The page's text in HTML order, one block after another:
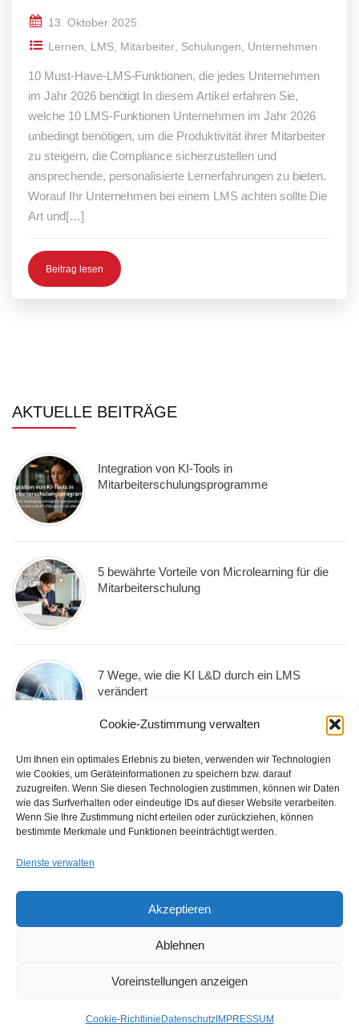
Cookie-Zustimmung verwalten
Um Ihnen ein optimales Erlebnis zu bieten, verwenden wir Technologien
wie Cookies, um Geräteinformationen zu speichern bzw. darauf
zuzugreifen. Wenn Sie diesen Technologien zustimmen, können wir Daten
wie das Surfverhalten oder eindeutige IDs auf dieser Website verarbeiten.
Wenn Sie Ihre Zustimmung nicht erteilen oder zurückziehen, können
bestimmte Merkmale und Funktionen beeinträchtigt werden.
Dienste verwalten
Akzeptieren
Ablehnen
Voreinstellungen anzeigen
Cookie-Richtlinie DatenschutzIMPRESSUM
13. Oktober 2025
Lernen, LMS, Mitarbeiter, Schulungen, Unternehmen
10 Must-Have-LMS-Funktionen, die jedes Unternehmen
im Jahr 2026 benötigt In diesem Artikel erfahren Sie,
welche 10 LMS-Funktionen Unternehmen im Jahr 2026
unbedingt benötigen, um die Produktivität ihrer Mitarbeiter
zu steigern, die Compliance sicherzustellen und
ansprechende, personalisierte Lernerfahrungen zu bieten.
Worauf Ihr Unternehmen bei einem LMS achten sollte Die
Art und[…]
Beitrag lesen
AKTUELLE BEITRÄGE
Integration von KI-Tools in
Mitarbeiterschulungsprogramme
5 bewährte Vorteile von Microlearning für die
Mitarbeiterschulung
7 Wege, wie die KI L&D durch ein LMS
verändert
10 Must-Have-LMS-Funktionen, die jedes
Unternehmen im Jahr 2026 benötigt